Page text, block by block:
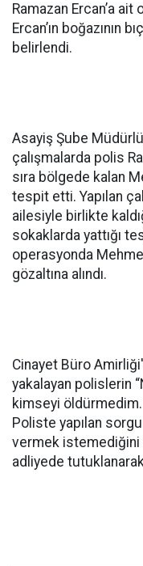
Ramazan Ercan’a
Ercan’ın boğazının
belirlendi.
Asayiş Şube
çalışmalarda polis
sıra bölgede kalan
tespit etti. Yapılan
ailesiyle birlikte
sokaklarda yattığı
operasyonda
gözaltına alındı.
Cinayet Büro
yakalayan polislerin
kimseyi
Poliste yapılan
vermek istemediğini
adliyede